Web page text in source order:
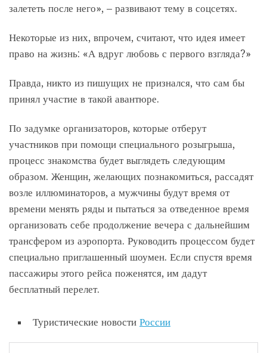
залететь после него», – развивают тему в соцсетях.
Некоторые из них, впрочем, считают, что идея имеет
право на жизнь: «А вдруг любовь с первого взгляда?»
Правда, никто из пишущих не признался, что сам бы
принял участие в такой авантюре.
По задумке организаторов, которые отберут
участников при помощи специального розыгрыша,
процесс знакомства будет выглядеть следующим
образом. Женщин, желающих познакомиться, рассадят
возле иллюминаторов, а мужчины будут время от
времени менять ряды и пытаться за отведенное время
организовать себе продолжение вечера с дальнейшим
трансфером из аэропорта. Руководить процессом будет
специально приглашенный шоумен. Если спустя время
пассажиры этого рейса поженятся, им дадут
бесплатный перелет.
Туристические новости России